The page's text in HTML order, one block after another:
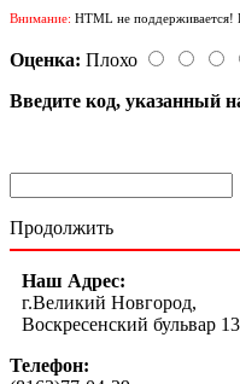
Внимание: HTML не поддерживается!
Оценка: Плохо
Введите код, указанный
Продолжить
Наш Адрес:
г.Великий Новгород,
Воскресенский бульвар 13
Телефон: